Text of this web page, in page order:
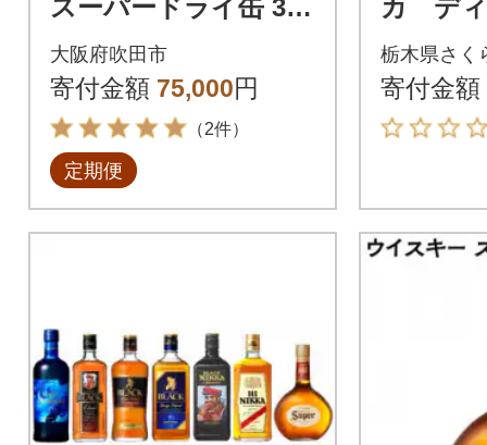
スーパードライ缶 350
ml×24本 (有)きしま
え 全5回
大阪府吹田市
寄付金額 75,000円
（2件）
定期便
カ ディ
ド
栃木県さく
寄付金額